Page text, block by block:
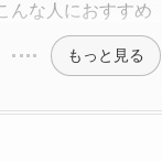
んな人におすすめ
もっと見る